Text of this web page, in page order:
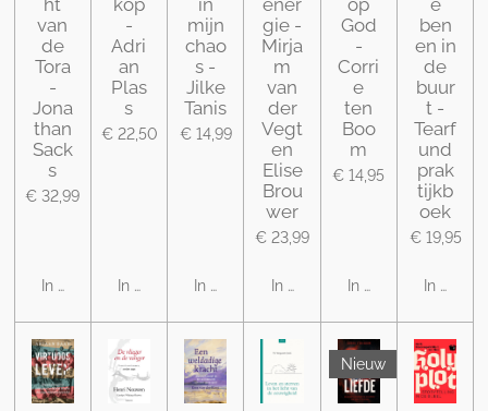
ht
van
de
Tora
-
Jona
than
Sack
s
€ 32,99
In winkelwagen
kop
-
Adri
an
Plas
s
€ 22,50
In winkelwagen
in
mijn
chao
s -
Jilke
Tanis
€ 14,99
In winkelwagen
ener
gie -
Mirja
m
van
der
Vegt
en
Elise
Brou
wer
€ 23,99
In winkelwagen
op
God
-
Corri
e
ten
Boo
m
€ 14,95
In winkelwagen
e
ben
en in
de
buur
t -
Tearf
und
prak
tijkb
oek
€ 19,95
In
Nieuw